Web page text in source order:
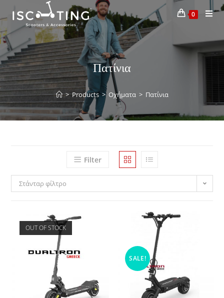
0
Πατίνια
> Products > Οχήματα > Πατίνια
Filter
Στάνταρ φίλτρο
OUT OF STOCK
SALE!